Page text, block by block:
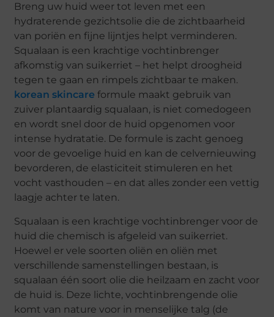
Breng uw huid weer tot leven met een
hydraterende gezichtsolie die de zichtbaarheid
van poriën en fijne lijntjes helpt verminderen.
Squalaan is een krachtige vochtinbrenger
afkomstig van suikerriet – het helpt droogheid
tegen te gaan en rimpels zichtbaar te maken.
korean skincare formule maakt gebruik van
zuiver plantaardig squalaan, is niet comedogeen
en wordt snel door de huid opgenomen voor
intense hydratatie. De formule is zacht genoeg
voor de gevoelige huid en kan de celvernieuwing
bevorderen, de elasticiteit stimuleren en het
vocht vasthouden – en dat alles zonder een vettig
laagje achter te laten.
Squalaan is een krachtige vochtinbrenger voor de
huid die chemisch is afgeleid van suikerriet.
Hoewel er vele soorten oliën en oliën met
verschillende samenstellingen bestaan, is
squalaan één soort olie die heilzaam en zacht voor
de huid is. Deze lichte, vochtinbrengende olie
komt van nature voor in menselijke talg (de